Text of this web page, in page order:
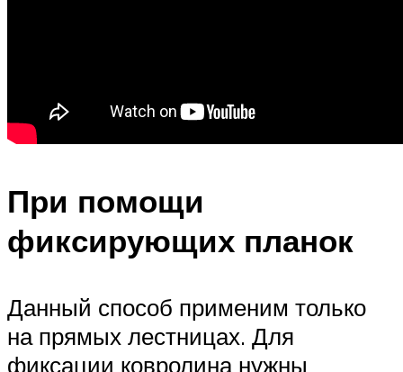
При помощи
фиксирующих планок
Данный способ применим только
на прямых лестницах. Для
фиксации ковролина нужны